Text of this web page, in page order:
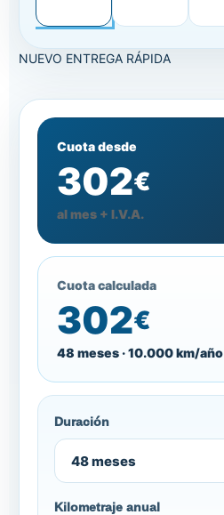
NUEVO ENTREGA RÁPIDA
Cuota desde
302€
al mes + I.V.A.
Cuota calculada
302€
48 meses · 10.000 km/año
Duración
Kilometraje anual